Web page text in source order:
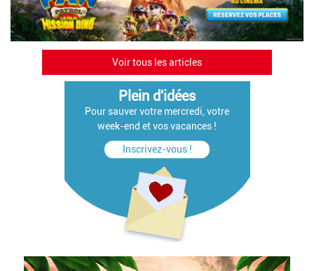
Voir tous les articles
Plein d'idées
Pour sauver votre mercredi, votre
week-end et vos vacances !
Inscrivez-vous !